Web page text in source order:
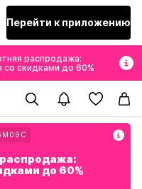
Перейти к приложению
распродажа:
скидками до 60%
М 06 С
до 60%